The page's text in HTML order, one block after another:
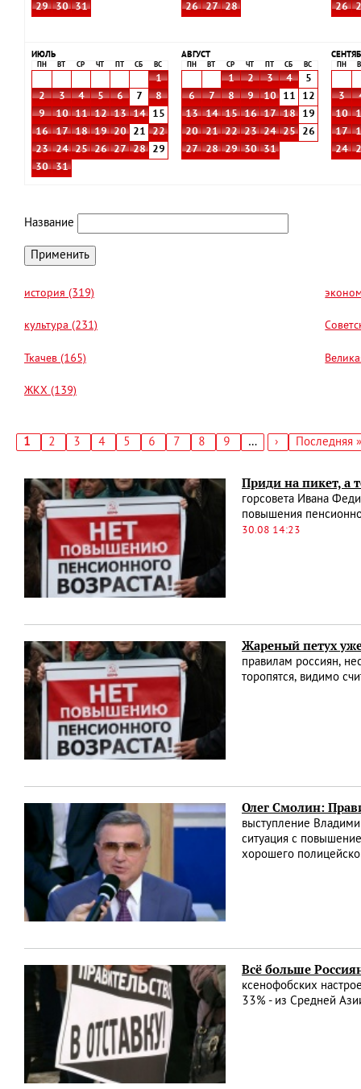
29
30 31
26
27 28
26
ИЮЛЬ
ПН ВТ СР ЧТ СБ ВС
1
2
3 4 5 6 7
8
9
10 11 12 13 14
15
16
17 18 19 20 21
22
23
24 25 26 27 28
29
30
31
АВГУСТ
ПН ВТ СР ЧТ СБ ВС
1 2 3 4
5
6
7 8 9 10 11
12
13
14 15 16 17 18
19
20
21 22 23 24 25
26
27
28 29 30 31
ПН
3
10
17
24
Название
история (319)
культура (231)
Ткачев (165)
ЖКХ (139)
Текущая
1 Страница
2 Страница
3 Страница
4 Страница
5 Страница
6 Страница
7 Страница
8 Страница
9 …
Следующая
›
Последняя
Последняя »
Приди на пикет, а
горсовета Ивана
повышения
30.08 14:23
Жареный петух
правилам россиян,
торопятся, видимо
Олег Смолин:
выступление
ситуация с
хорошего
Всё больше
ксенофобских
33% - из Средней